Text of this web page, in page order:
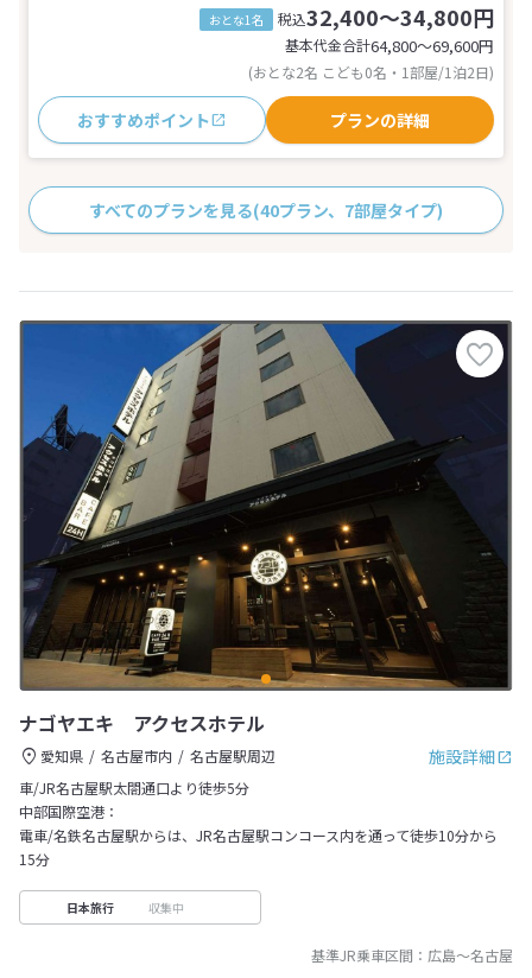
おとな1名 税込32,400～34,800円
基本代金合計64,800〜69,600円
(おとな2名 こども0名・1部屋/1泊2日)
おすすめポイント プランの詳細
すべてのプランを見る(40プラン、7部屋タイプ)
ナゴヤエキ アクセスホテル
施設詳細
愛知県 名古屋市内
名古屋駅周辺
車/JR名古屋駅太閤通口より徒歩5分
中部国際空港：
電車/名鉄名古屋駅からは、JR名古屋駅コンコース内を通って徒歩10分から
15分
日本旅行 収集中
基準JR乗車区間： 広島～名古屋